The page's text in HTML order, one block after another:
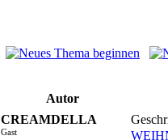
Autor
CREAMDELLA
Gast